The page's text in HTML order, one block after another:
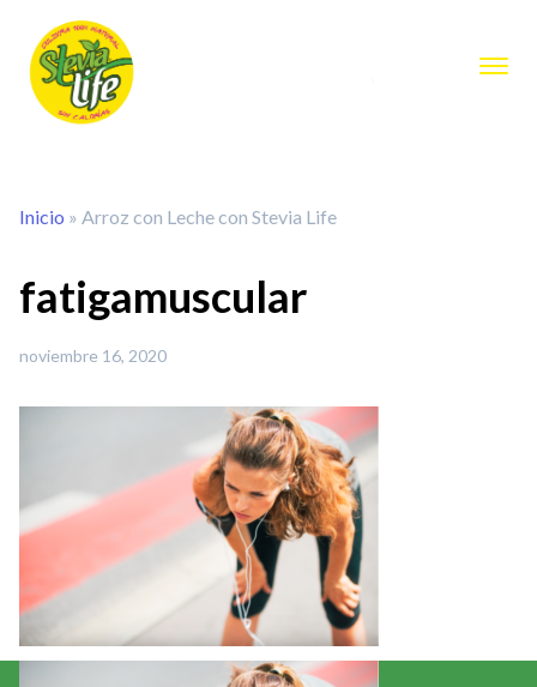
Inicio » Arroz con Leche con Stevia Life
fatigamuscular
noviembre 16, 2020